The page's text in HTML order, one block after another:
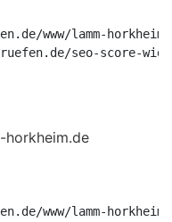
www/lamm-
www/lamm-